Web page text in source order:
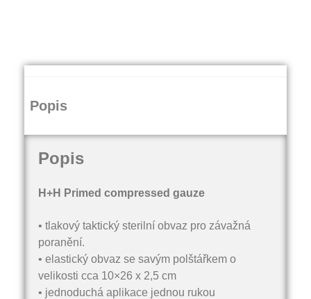
Popis
Popis
H+H Primed compressed gauze
• tlakový taktický sterilní obvaz pro závažná
poranění.
• elastický obvaz se savým polštářkem o
velikosti cca 10×26 x 2,5 cm
• jednoduchá aplikace jednou rukou